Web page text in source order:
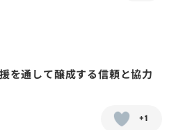
を通して醸成する信頼と協力
+1